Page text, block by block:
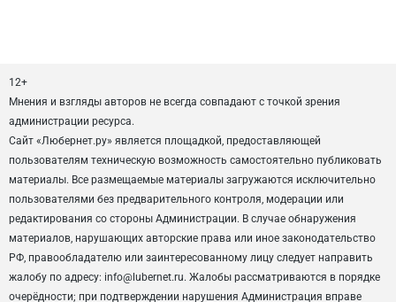
12+
Мнения и взгляды авторов не всегда совпадают с точкой зрения
администрации ресурса.
Сайт «Любернет.ру» является площадкой, предоставляющей
пользователям техническую возможность самостоятельно публиковать
материалы. Все размещаемые материалы загружаются исключительно
пользователями без предварительного контроля, модерации или
редактирования со стороны Администрации. В случае обнаружения
материалов, нарушающих авторские права или иное законодательство
РФ, правообладателю или заинтересованному лицу следует направить
жалобу по адресу: info@lubernet.ru. Жалобы рассматриваются в порядке
очерёдности; при подтверждении нарушения Администрация вправе